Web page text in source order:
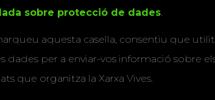
sobre protecció de dades.
aquesta casella, consentiu que
dades per a enviar-vos informació sobre
que organitza la Xarxa Vives.